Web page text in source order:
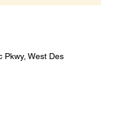
Pkwy, West Des